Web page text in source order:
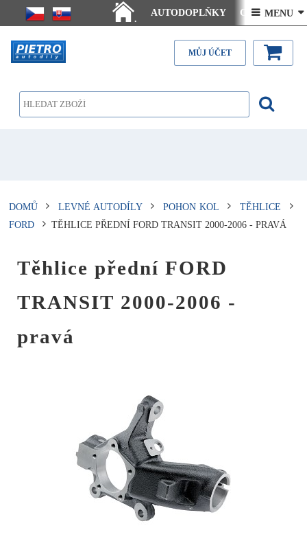
.
AUTODOPLŇKY Ceny doručení
Články - návody Kontakt
 MENU 
MŮJ ÚČET
DOMŮ LEVNÉ AUTODÍLY POHON KOL
TĚHLICE
FORD
TĚHLICE PŘEDNÍ FORD TRANSIT 2000-2006 - PRAVÁ
Těhlice přední FORD
TRANSIT 2000-2006 -
pravá